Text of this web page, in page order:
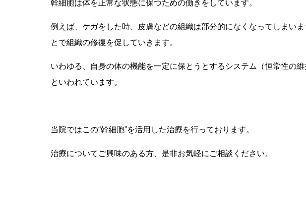
幹細胞は体を正常な状態に保つための働きをしています。
例えば、ケガをした時、皮膚などの組織は部分的になくなってしまい
とで組織の修復を促していきます。
いわゆる、自身の体の機能を一定に保とうとするシステム（恒常性の
といわれています。
当院ではこの“幹細胞”を活用した治療を行っております。
治療についてご興味のある方、是非お気軽にご相談ください。